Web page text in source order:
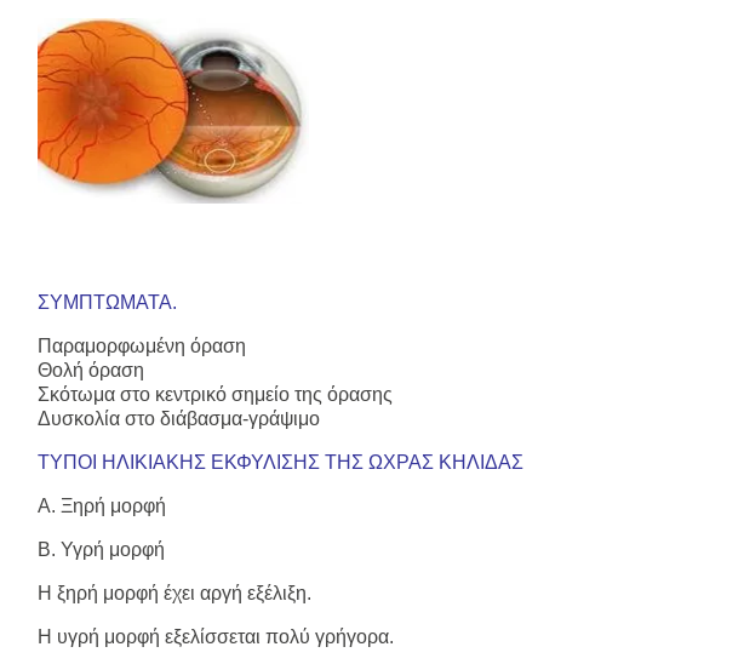
ΣΥΜΠΤΩΜΑΤΑ.
Παραμορφωμένη όραση
Θολή όραση
Σκότωμα στο κεντρικό σημείο της όρασης
Δυσκολία στο διάβασμα-γράψιμο
ΤΥΠΟΙ ΗΛΙΚΙΑΚΗΣ ΕΚΦΥΛΙΣΗΣ ΤΗΣ ΩΧΡΑΣ ΚΗΛΙΔΑΣ
Α. Ξηρή μορφή
Β. Υγρή μορφή
Η ξηρή μορφή έχει αργή εξέλιξη.
Η υγρή μορφή εξελίσσεται πολύ γρήγορα.